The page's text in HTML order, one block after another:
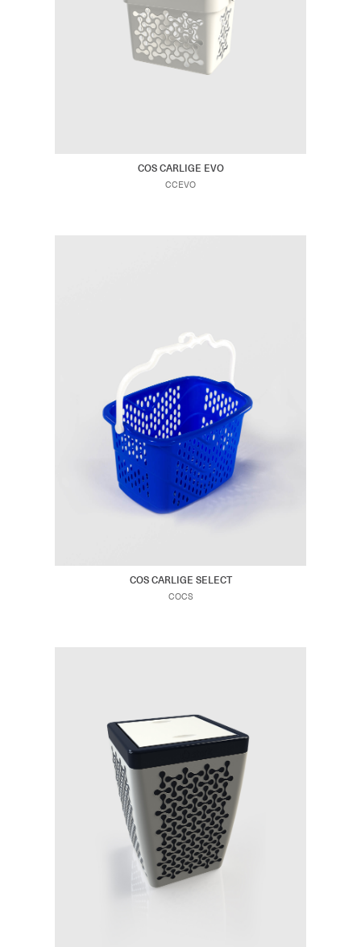
COS CARLIGE EVO
CCEVO
COS CARLIGE SELECT
COCS